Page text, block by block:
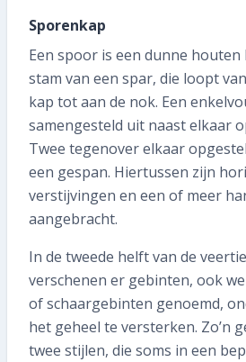
Sporenkap
Een spoor is een dunne
stam van een spar, die loopt
kap tot aan de nok. Een
samengesteld uit naast elkaar
Twee tegenover elkaar
een gespan. Hiertussen zijn
verstijvingen en een of meer
aangebracht.
In de tweede helft van de
verschenen er gebinten, ook
of schaargebinten genoemd,
het geheel te versterken. Zo’n
twee stijlen, die soms in een